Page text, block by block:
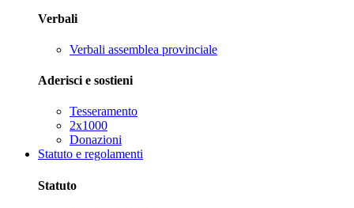
Verbali
Verbali assemblea provinciale
Aderisci e sostieni
Tesseramento
2x1000
Donazioni
Statuto e regolamenti
Statuto